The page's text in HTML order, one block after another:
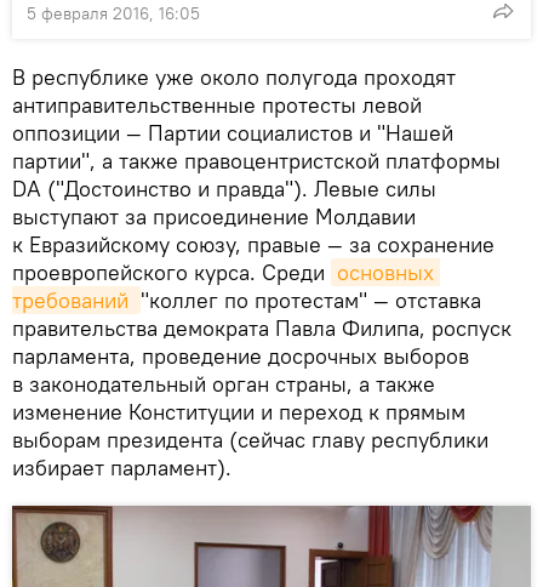
5 февраля 2016, 16:05
В республике уже около полугода проходят
антиправительственные протесты левой
оппозиции — Партии социалистов и "Нашей
партии", а также правоцентристской платформы
DA ("Достоинство и правда"). Левые силы
выступают за присоединение Молдавии
к Евразийскому союзу, правые — за сохранение
проевропейского курса. Среди основных
требований "коллег по протестам" — отставка
правительства демократа Павла Филипа, роспуск
парламента, проведение досрочных выборов
в законодательный орган страны, а также
изменение Конституции и переход к прямым
выборам президента (сейчас главу республики
избирает парламент).